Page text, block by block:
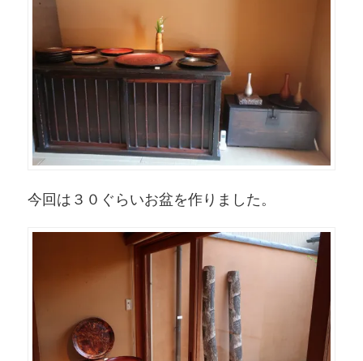
今回は３０ぐらいお盆を作りました。